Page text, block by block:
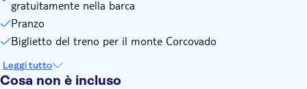
gratuitamente nella barca
Pranzo
Biglietto del treno per il monte Corcovado
Leggi tutto
Cosa non è incluso